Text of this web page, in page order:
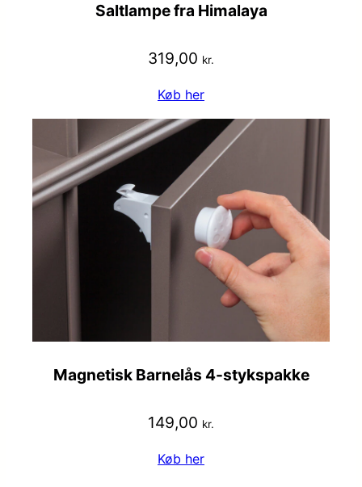
Saltlampe fra Himalaya
319,00 kr.
Køb her
Magnetisk Barnelås 4-stykspakke
149,00 kr.
Køb her